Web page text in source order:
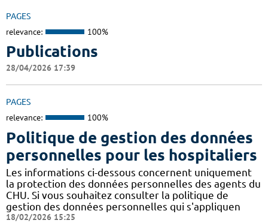
PAGES
relevance: 100%
Publications
28/04/2026 17:39
PAGES
relevance: 100%
Politique de gestion des données
personnelles pour les hospitaliers
Les informations ci-dessous concernent uniquement
la protection des données personnelles des agents du
CHU. Si vous souhaitez consulter la politique de
gestion des données personnelles qui s'appliquen
18/02/2026 15:25